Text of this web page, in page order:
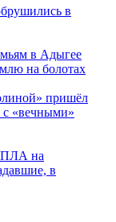
в
в Адыгее
на болотах
пришёл
«вечными»
на
в